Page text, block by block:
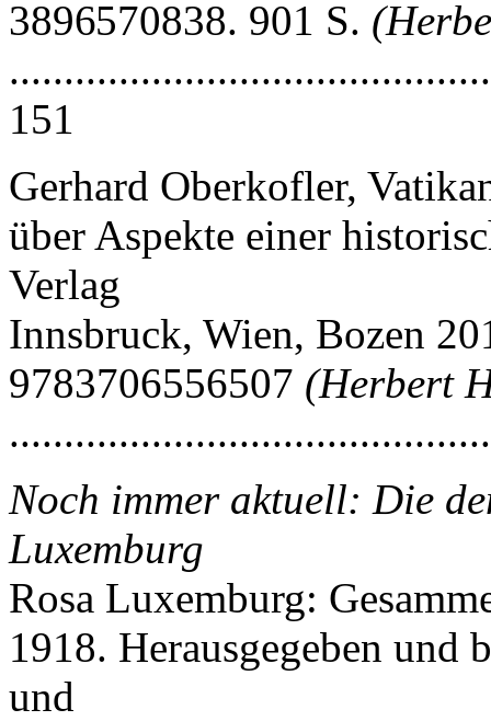
3896570838. 901 S.
151
Gerhard Oberkofler,
über Aspekte einer
Verlag
Innsbruck, Wien, Bozen
9783706556507 (Herbert
Noch immer aktuell: Die
Luxemburg
Rosa Luxemburg:
1918. Herausgegeben und
und